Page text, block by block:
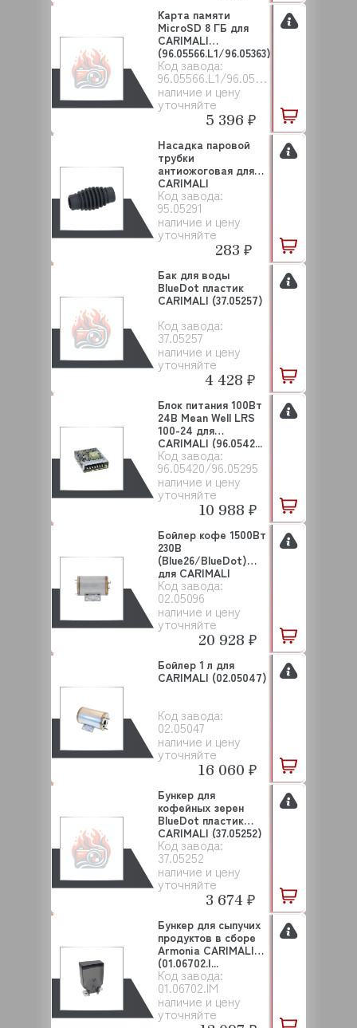
Код завода:
96.05566.L1/96.05363
наличие и цену
уточняйте
Карта памяти
MicroSD 8 ГБ для
CARIMALI
(96.05566.L1/96.05363)
5 396 ₽
Код завода:
95.05291
наличие и цену
уточняйте
Насадка паровой
трубки
антиожоговая для
CARIMALI
(295.05291)
283 ₽
Код завода:
37.05257
наличие и цену
уточняйте
Бак для воды
BlueDot пластик
CARIMALI (37.05257)
4 428 ₽
Код завода:
96.05420/96.05295
наличие и цену
уточняйте
Блок питания 100Вт
24В Mean Well LRS
100-24 для
CARIMALI (96.0542...
10 988 ₽
Код завода:
02.05096
наличие и цену
уточняйте
Бойлер кофе 1500Вт
230В
(Blue26/BlueDot)
для CARIMALI
(02.05096)
20 928 ₽
Код завода:
02.05047
наличие и цену
уточняйте
Бойлер 1 л для
CARIMALI (02.05047)
16 060 ₽
Код завода:
37.05252
наличие и цену
уточняйте
Бункер для
кофейных зерен
BlueDot пластик
CARIMALI (37.05252)
3 674 ₽
Код завода:
01.06702.IM
наличие и цену
уточняйте
Бункер для сыпучих
продуктов в сборе
Armonia CARIMALI
(01.06702.I...